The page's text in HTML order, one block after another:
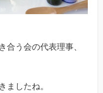
合う会の代表理事、
ましたね。